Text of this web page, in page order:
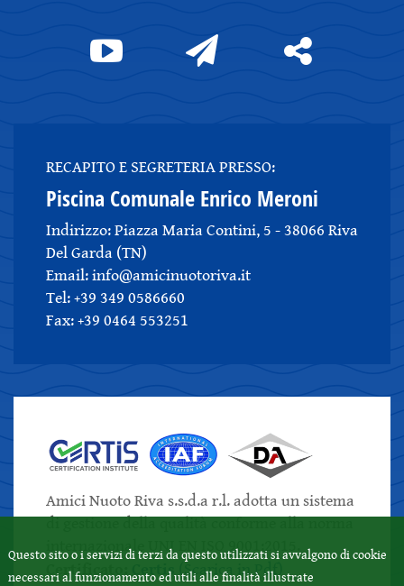
RECAPITO E SEGRETERIA PRESSO:
Piscina Comunale Enrico Meroni
Indirizzo: Piazza Maria Contini, 5 - 38066 Riva
Del Garda (TN)
Email: info@amicinuotoriva.it
Tel: +39 349 0586660
Fax: +39 0464 553251
Amici Nuoto Riva s.s.d.a r.l. adotta un sistema
di gestione della qualità conforme alla norma
internazionale UNI EN ISO 9001:2015.
Certificato: Certis (Scarica in Pdf)
Questo sito o i servizi di terzi da questo utilizzati si avvalgono di cookie
necessari al funzionamento ed utili alle finalità illustrate